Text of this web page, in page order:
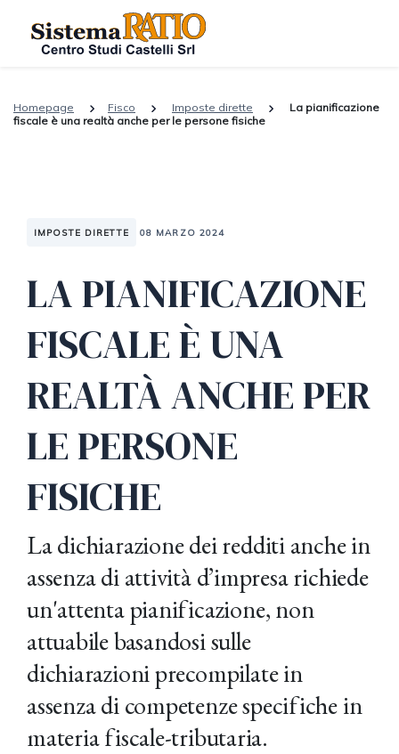
Homepage Fisco Imposte dirette
La pianificazione
fiscale è una realtà anche per le persone fisiche
IMPOSTE DIRETTE 08 MARZO 2024
LA PIANIFICAZIONE
FISCALE È UNA
REALTÀ ANCHE PER
LE PERSONE
FISICHE
La dichiarazione dei redditi anche in
assenza di attività d’impresa richiede
un'attenta pianificazione, non
attuabile basandosi sulle
dichiarazioni precompilate in
assenza di competenze specifiche in
materia fiscale-tributaria.